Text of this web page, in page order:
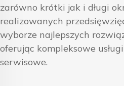
zarówno krótki jak i długi
realizowanych
wyborze najlepszych
oferując kompleksowe
serwisowe.